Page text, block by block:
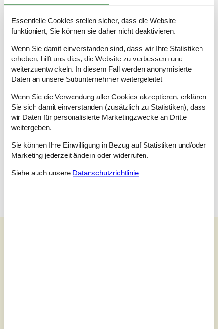
und Stauning Whisky.
Freier Eintritt in den Danland Søndervig Wasserpark. Nicht für
Jugendgruppen mietbar.
1 Wohnz.: 1 Doppelliege, Holzofen, TV, Kabel-TV
2 Schlafz.: 1 Doppelbett | 1 Doppelbett
Küche:
E-Herd, Kühl-Gefrier-Kombi, Abzugsh., Kaffeem.,
Spülm.
Bad:Waschm, Trockner, Waschb., Dusche, Fußbodenheiz.,
gem
Toilette:
Und:Terrasse, E-Heiz., Naturgrundst., gemütliche Möblierung,
Dünenblick, Nichtraucherhaus, Wohnung
Das Ferienhaus steht Ihnen am Anreisetag ab 16:00 Uhr zur
Verfügung.
Dieses Haus ist Smart-Lock-fähig
Essentielle Cookies stellen sicher, dass die Website
funktioniert, Sie können sie daher nicht deaktivieren.
Wenn Sie damit einverstanden sind, dass wir Ihre Statistiken
erheben, hilft uns dies, die Website zu verbessern und
weiterzuentwickeln. In diesem Fall werden anonymisierte
Daten an unsere Subunternehmer weitergeleitet.
Wenn Sie die Verwendung aller Cookies akzeptieren, erklären
Sie sich damit einverstanden (zusätzlich zu Statistiken), dass
wir Daten für personalisierte Marketingzwecke an Dritte
weitergeben.
Sie können Ihre Einwilligung in Bezug auf Statistiken und/oder
Marketing jederzeit ändern oder widerrufen.
Siehe auch unsere Datanschutzrichtlinie